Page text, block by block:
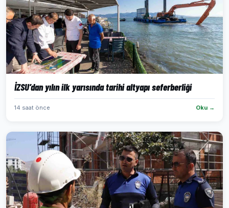
İZSU’dan yılın ilk yarısında tarihi altyapı seferberliği
14 saat önce Oku →